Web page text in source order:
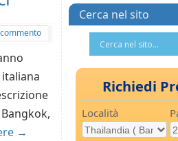
→
Cerca nel sito
Richiedi
Località